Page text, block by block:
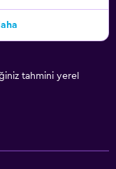
tahmini yerel